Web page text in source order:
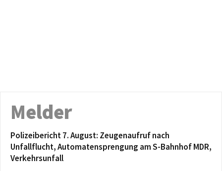
Melder
Polizeibericht 7. August: Zeugenaufruf nach
Unfallflucht, Automatensprengung am S-Bahnhof MDR,
Verkehrsunfall